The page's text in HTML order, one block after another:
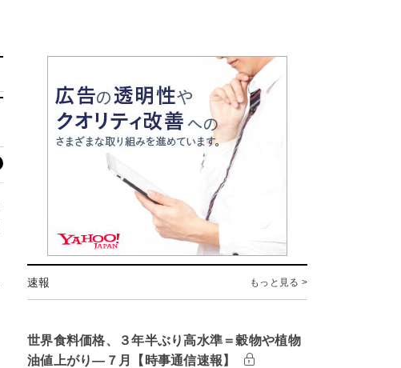
速報 もっと見る >
世界食料価格、３年半ぶり高水準＝穀物や植物
油値上がり―７月【時事通信速報】